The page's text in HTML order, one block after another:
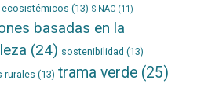
ecosistémicos (13) SINAC(11)
basadas en la
(24) sostenibilidad (13)
rurales (13) trama verde(25)